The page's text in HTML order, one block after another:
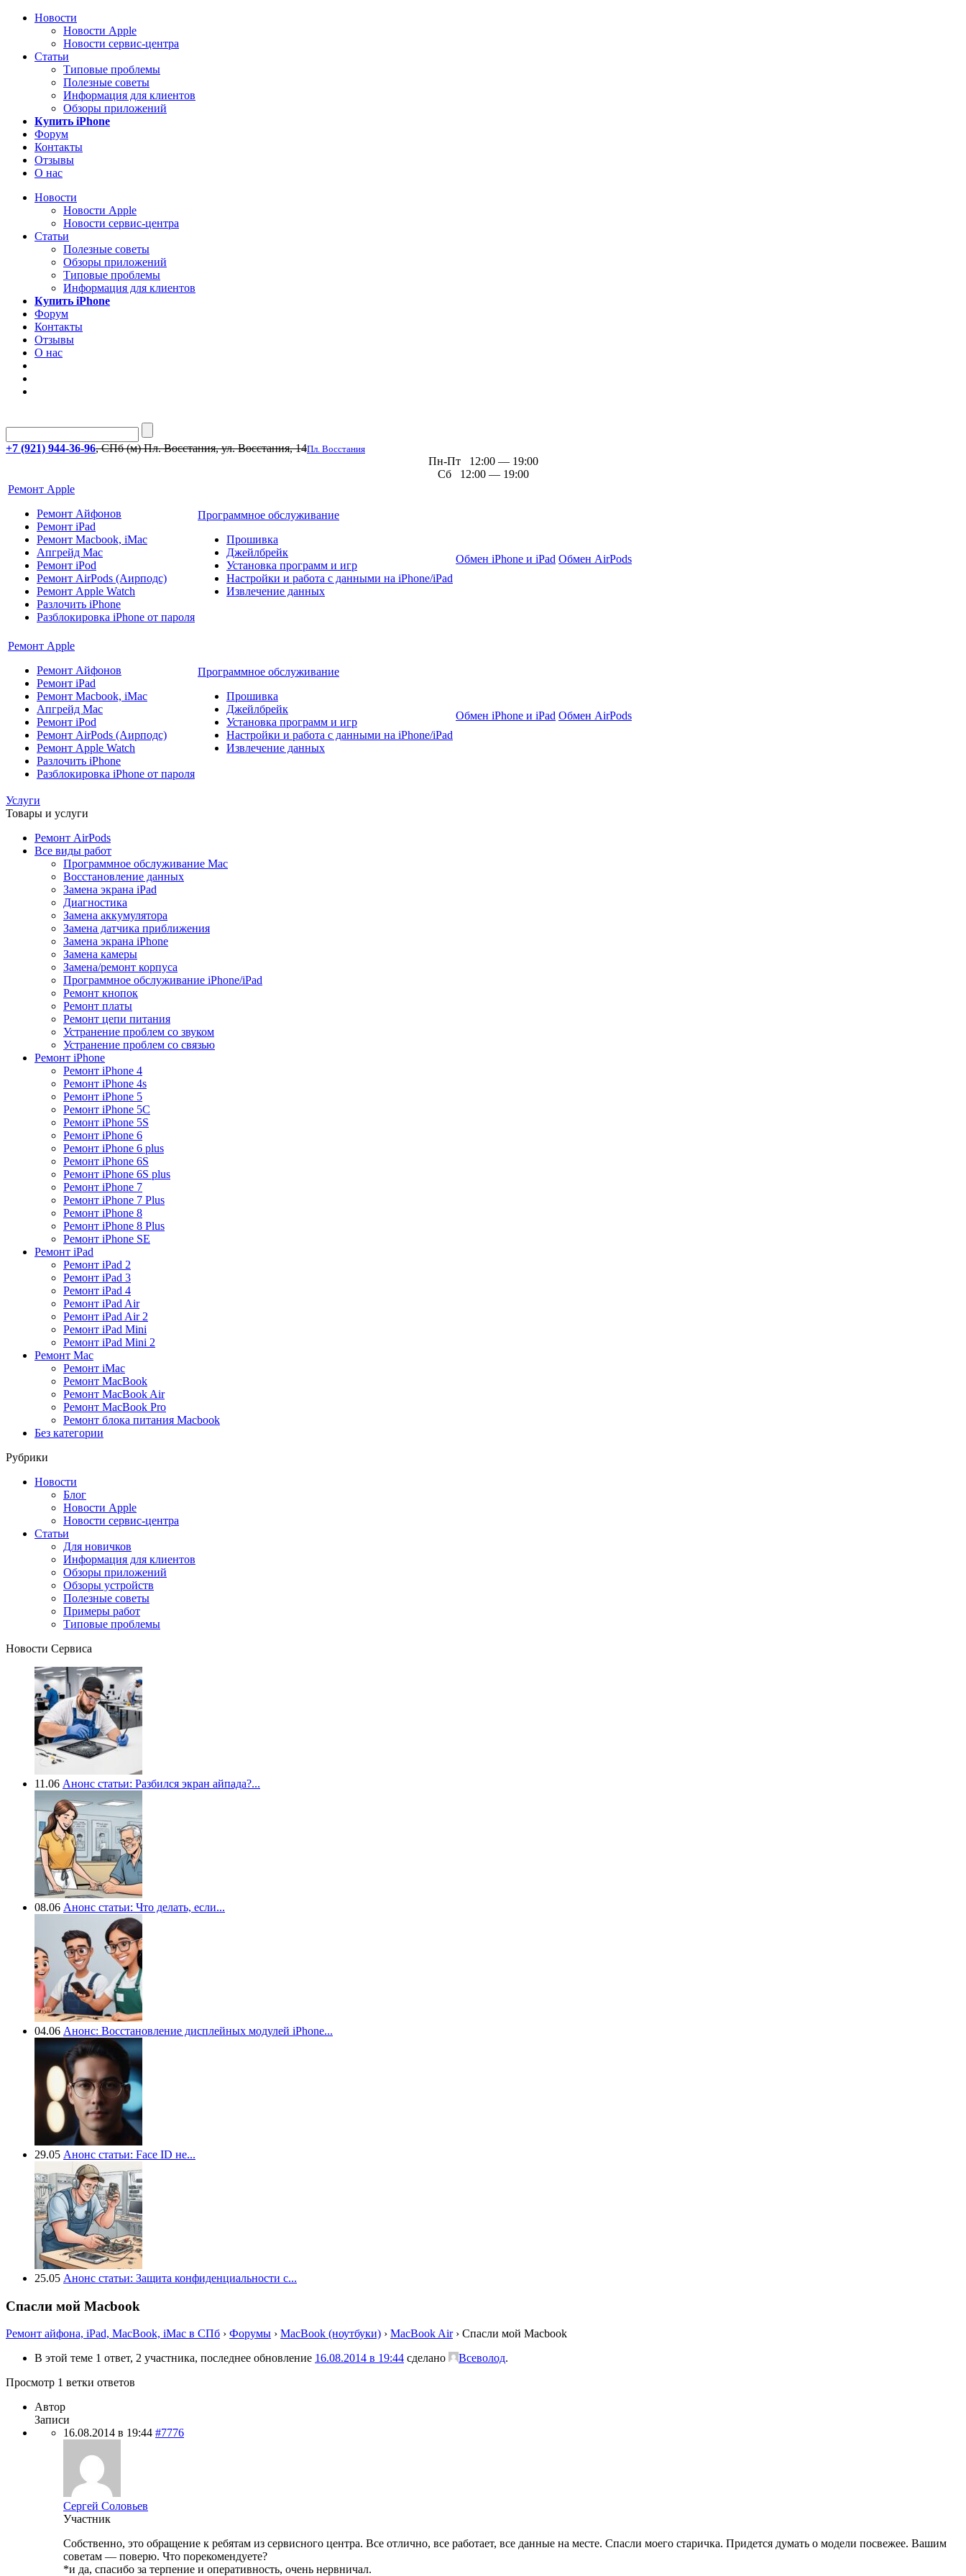
Новости
Новости Apple
Новости сервис-центра
Статьи
Типовые проблемы
Полезные советы
Информация для клиентов
Обзоры приложений
Купить iPhone
Форум
Контакты
Отзывы
О нас
Новости
Новости Apple
Новости сервис-центра
Статьи
Полезные советы
Обзоры приложений
Типовые проблемы
Информация для клиентов
Купить iPhone
Форум
Контакты
Отзывы
О нас
+7 (921) 944-36-96, СПб (м) Пл. Восстания, ул. Восстания, 14Пл. Восстания
Пн-Пт 12:00 — 19:00
Сб 12:00 — 19:00
Ремонт Apple
Ремонт Айфонов
Ремонт iPad
Ремонт Macbook, iMac
Апгрейд Mac
Ремонт iPod
Ремонт AirPods (Аирподс)
Ремонт Apple Watch
Разлочить iPhone
Разблокировка iPhone от пароля
Программное обслуживание
Прошивка
Джейлбрейк
Установка программ и игр
Настройки и работа с данными на iPhone/iPad
Извлечение данных
Обмен iPhone и iPad Обмен AirPods
Ремонт Apple
Ремонт Айфонов
Ремонт iPad
Ремонт Macbook, iMac
Апгрейд Mac
Ремонт iPod
Ремонт AirPods (Аирподс)
Ремонт Apple Watch
Разлочить iPhone
Разблокировка iPhone от пароля
Программное обслуживание
Прошивка
Джейлбрейк
Установка программ и игр
Настройки и работа с данными на iPhone/iPad
Извлечение данных
Обмен iPhone и iPad Обмен AirPods
Услуги
Товары и услуги
Ремонт AirPods
Все виды работ
Программное обслуживание Mac
Восстановление данных
Замена экрана iPad
Диагностика
Замена аккумулятора
Замена датчика приближения
Замена экрана iPhone
Замена камеры
Замена/ремонт корпуса
Программное обслуживание iPhone/iPad
Ремонт кнопок
Ремонт платы
Ремонт цепи питания
Устранение проблем со звуком
Устранение проблем со связью
Ремонт iPhone
Ремонт iPhone 4
Ремонт iPhone 4s
Ремонт iPhone 5
Ремонт iPhone 5C
Ремонт iPhone 5S
Ремонт iPhone 6
Ремонт iPhone 6 plus
Ремонт iPhone 6S
Ремонт iPhone 6S plus
Ремонт iPhone 7
Ремонт iPhone 7 Plus
Ремонт iPhone 8
Ремонт iPhone 8 Plus
Ремонт iPhone SE
Ремонт iPad
Ремонт iPad 2
Ремонт iPad 3
Ремонт iPad 4
Ремонт iPad Air
Ремонт iPad Air 2
Ремонт iPad Mini
Ремонт iPad Mini 2
Ремонт Mac
Ремонт iMac
Ремонт MacBook
Ремонт MacBook Air
Ремонт MacBook Pro
Ремонт блока питания Macbook
Без категории
Рубрики
Новости
Блог
Новости Apple
Новости сервис-центра
Статьи
Для новичков
Информация для клиентов
Обзоры приложений
Обзоры устройств
Полезные советы
Примеры работ
Типовые проблемы
Новости Сервиса
11.06 Анонс статьи: Разбился экран айпада?...
08.06 Анонс статьи: Что делать, если...
04.06 Анонс: Восстановление дисплейных модулей iPhone...
29.05 Анонс статьи: Face ID не...
25.05 Анонс статьи: Защита конфиденциальности с...
Спасли мой Macbook
Ремонт айфона, iPad, MacBook, iMac в СПб › Форумы › MacBook (ноутбуки) › MacBook Air › Спасли мой Macbook
В этой теме 1 ответ, 2 участника, последнее обновление 16.08.2014 в 19:44 сделано Всеволод.
Просмотр 1 ветки ответов
Автор
Записи
16.08.2014 в 19:44 #7776
Сергей Соловьев
Участник
Собственно, это обращение к ребятам из сервисного центра. Все отлично, все работает, все данные на месте. Спасли моего старичка. Придется думать о модели посвежее. Вашим
советам — поверю. Что порекомендуете?
*и да, спасибо за терпение и оперативность, очень нервничал.